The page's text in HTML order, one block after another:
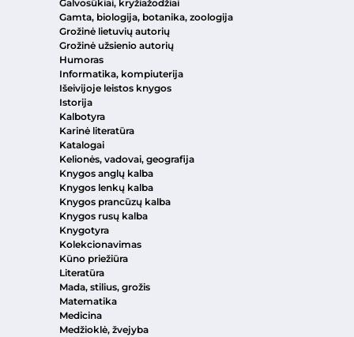
Galvosūkiai, kryžiažodžiai
Gamta, biologija, botanika, zoologija
Grožinė lietuvių autorių
Grožinė užsienio autorių
Humoras
Informatika, kompiuterija
Išeivijoje leistos knygos
Istorija
Kalbotyra
Karinė literatūra
Katalogai
Kelionės, vadovai, geografija
Knygos anglų kalba
Knygos lenkų kalba
Knygos prancūzų kalba
Knygos rusų kalba
Knygotyra
Kolekcionavimas
Kūno priežiūra
Literatūra
Mada, stilius, grožis
Matematika
Medicina
Medžioklė, žvejyba